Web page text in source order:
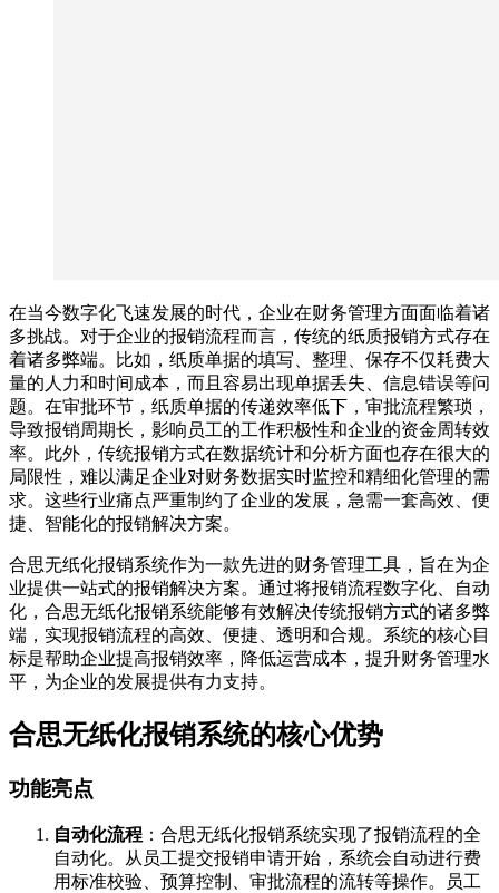
在当今数字化飞速发展的时代，企业在财务管理方面面临着诸
多挑战。对于企业的报销流程而言，传统的纸质报销方式存在
着诸多弊端。比如，纸质单据的填写、整理、保存不仅耗费大
量的人力和时间成本，而且容易出现单据丢失、信息错误等问
题。在审批环节，纸质单据的传递效率低下，审批流程繁琐，
导致报销周期长，影响员工的工作积极性和企业的资金周转效
率。此外，传统报销方式在数据统计和分析方面也存在很大的
局限性，难以满足企业对财务数据实时监控和精细化管理的需
求。这些行业痛点严重制约了企业的发展，急需一套高效、便
捷、智能化的报销解决方案。
合思无纸化报销系统作为一款先进的财务管理工具，旨在为企
业提供一站式的报销解决方案。通过将报销流程数字化、自动
化，合思无纸化报销系统能够有效解决传统报销方式的诸多弊
端，实现报销流程的高效、便捷、透明和合规。系统的核心目
标是帮助企业提高报销效率，降低运营成本，提升财务管理水
平，为企业的发展提供有力支持。
合思无纸化报销系统的核心优势
功能亮点
自动化流程 ：合思无纸化报销系统实现了报销流程的全
自动化。从员工提交报销申请开始，系统会自动进行费
用标准校验、预算控制、审批流程的流转等操作。员工